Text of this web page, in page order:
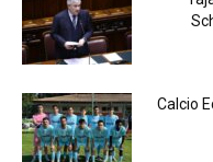
Calcio